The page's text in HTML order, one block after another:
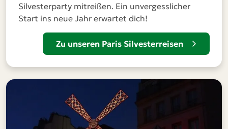
Silvesterparty mitreißen. Ein unvergesslicher
Start ins neue Jahr erwartet dich!
Zu unseren Paris Silvesterreisen